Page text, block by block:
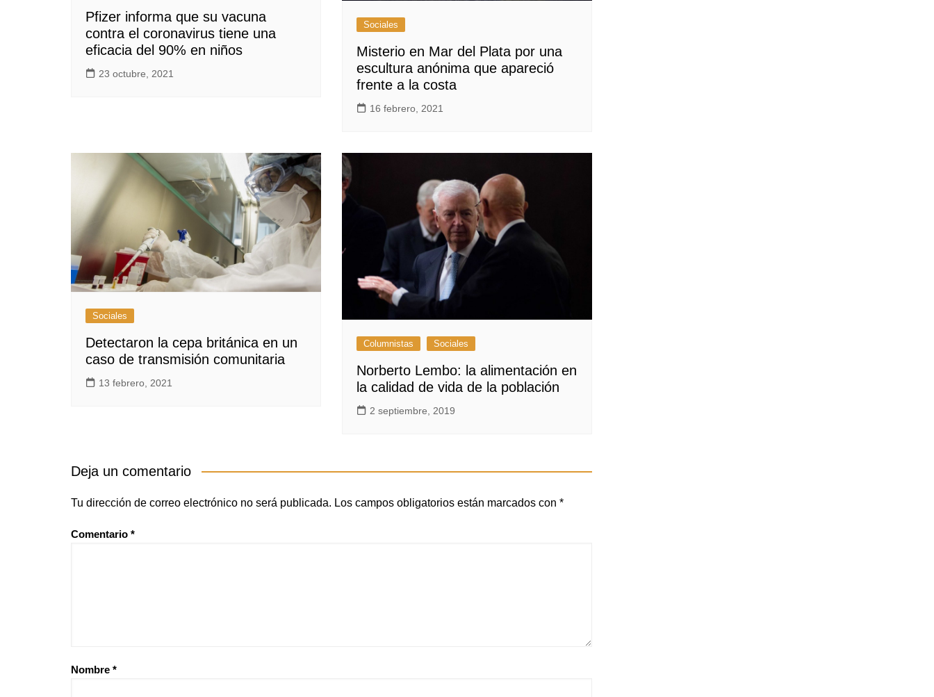
Pfizer informa que su vacuna
contra el coronavirus tiene una
eficacia del 90% en niños
23 octubre, 2021
Sociales
Misterio en Mar del Plata por una
escultura anónima que apareció
frente a la costa
16 febrero, 2021
Sociales
Detectaron la cepa británica en un
caso de transmisión comunitaria
13 febrero, 2021
Columnistas Sociales
Norberto Lembo: la alimentación en
la calidad de vida de la población
2 septiembre, 2019
Deja un comentario
Tu dirección de correo electrónico no será publicada. Los campos obligatorios están marcados con *
Comentario *
Nombre *